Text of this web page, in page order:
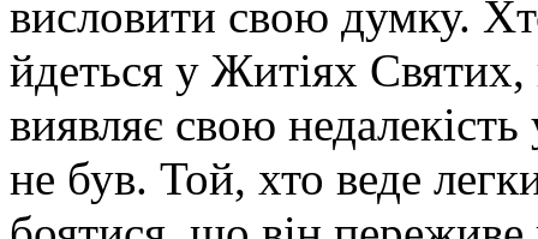
висловити свою думку.
йдеться у Житіях
виявляє свою
не був. Той, хто веде